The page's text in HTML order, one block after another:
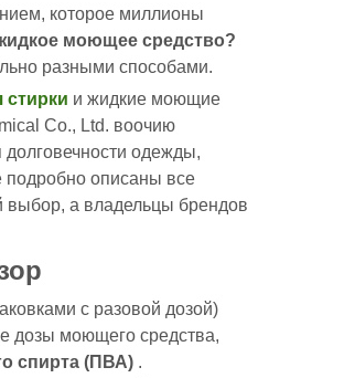
которое миллионы
моющее средство?
разными способами.
стирки и жидкие моющие
Co., Ltd. воочию
одежды,
подробно описаны все
выбор, а владельцы брендов
с разовой дозой)
дозы моющего средства,
спирта (ПВА) .